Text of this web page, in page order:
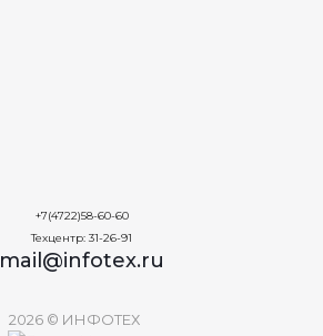
+7(4722)58-60-60
Техцентр: 31-26-91
mail@infotex.ru
2026 © ИНФОТЕХ